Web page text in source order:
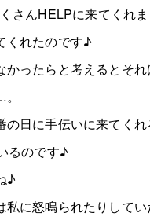
さんHELPに来てくれ
くれたのです♪
かったらと考えるとそ
の日に手伝いに来てく
るのです♪
♪
私に怒鳴られたりして